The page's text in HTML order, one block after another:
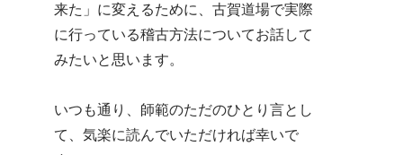
来た」に変えるために、古賀道場で実際
に行っている稽古方法についてお話して
みたいと思います。
いつも通り、師範のただのひとり言とし
て、気楽に読んでいただければ幸いで